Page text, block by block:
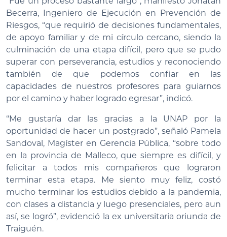
Becerra, Ingeniero de Ejecución en Prevención de
Riesgos, “que requirió de decisiones fundamentales,
de apoyo familiar y de mi círculo cercano, siendo la
culminación de una etapa difícil, pero que se pudo
superar con perseverancia, estudios y reconociendo
también de que podemos confiar en las
capacidades de nuestros profesores para guiarnos
por el camino y haber logrado egresar”, indicó.
“Me gustaría dar las gracias a la UNAP por la
oportunidad de hacer un postgrado”, señaló Pamela
Sandoval, Magíster en Gerencia Pública, “sobre todo
en la provincia de Malleco, que siempre es difícil, y
felicitar a todos mis compañeros que lograron
terminar esta etapa. Me siento muy feliz, costó
mucho terminar los estudios debido a la pandemia,
con clases a distancia y luego presenciales, pero aun
así, se logró”, evidenció la ex universitaria oriunda de
Traiguén.